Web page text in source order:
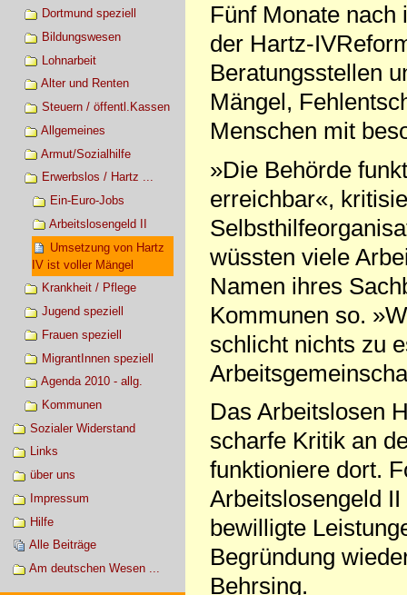
Dortmund speziell
Bildungswesen
Lohnarbeit
Alter und Renten
Steuern / öffentl.Kassen
Allgemeines
Armut/Sozialhilfe
Erwerbslos / Hartz ...
Ein-Euro-Jobs
Arbeitslosengeld II
Umsetzung von Hartz
IV ist voller Mängel
Krankheit / Pflege
Jugend speziell
Frauen speziell
MigrantInnen speziell
Agenda 2010 - allg.
Kommunen
Sozialer Widerstand
Links
über uns
Impressum
Hilfe
Alle Beiträge
Am deutschen Wesen ...
Fünf Monate
der Hartz-
Beratungsstellen
Mängel,
Menschen mit
»Die Behörde
erreichbar«,
wüssten viele
Namen ihres
Kommunen so.
schlicht nichts zu
Das Arbeitslosen
scharfe Kritik an
funktioniere dort.
Arbeitslosengeld
bewilligte
Begründung
Behrsing.